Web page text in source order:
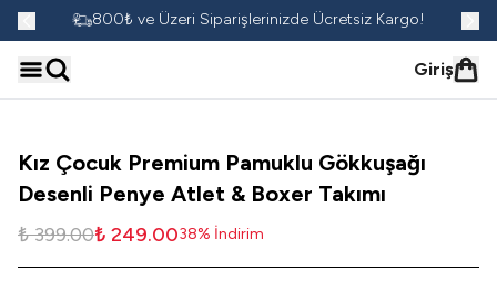
800₺ ve Üzeri Siparişlerinizde Ücretsiz Kargo!
Giriş
Kız Çocuk Premium Pamuklu Gökkuşağı
Desenli Penye Atlet & Boxer Takımı
₺ 399.00₺ 249.0038% İndirim